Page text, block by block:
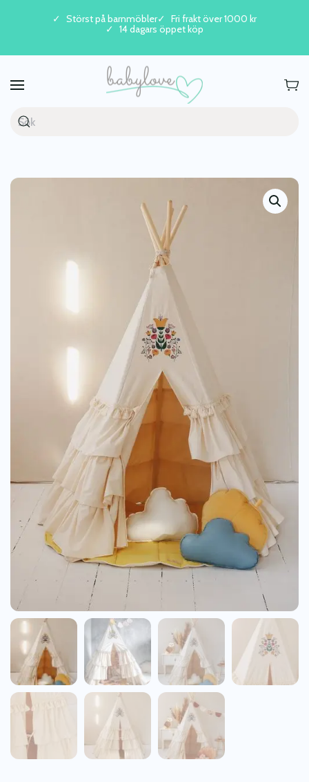
Skip to main content
Störst på barnmöbler
Fri frakt över 1000 kr
14 dagars öppet köp